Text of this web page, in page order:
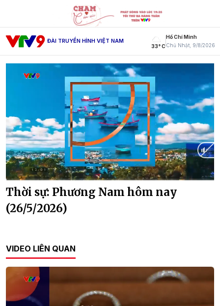
ĐÀI TRUYỀN HÌNH VIỆT NAM
33° C
Hồ Chí Minh
Chủ Nhật, 9/8/2026
Current
Time
0:01 Duration
28:49
Thời sự: Phương Nam hôm nay
(26/5/2026)
VIDEO LIÊN QUAN